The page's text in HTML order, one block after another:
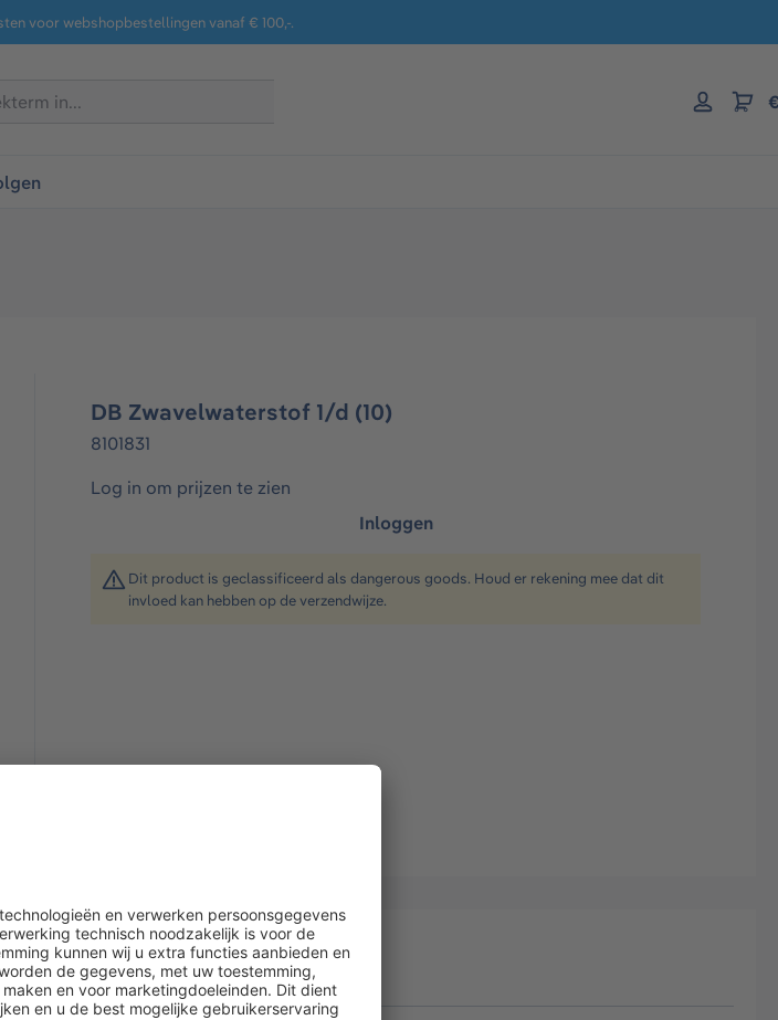
voor webshopbestellingen vanaf € 100,-.
DB Zwavelwaterstof 1/d (10)
8101831
Log in om prijzen te zien
Inloggen
Dit product is geclassificeerd als dangerous goods. Houd er rekening mee dat dit
invloed kan hebben op de verzendwijze.